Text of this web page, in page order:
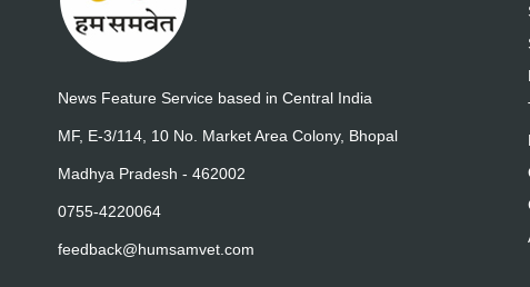
News Feature Service based in Central India
MF, E-3/114, 10 No. Market Area Colony, Bhopal
Madhya Pradesh - 462002
0755-4220064
feedback@humsamvet.com